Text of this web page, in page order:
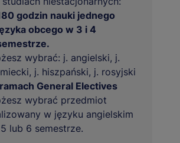
godzin nauki jednego
obcego w 3 i 4
wybrać: j. angielski, j.
j. hiszpański, j. rosyjski
General Electives
wybrać przedmiot
w języku angielskim
lub 6 semestrze.